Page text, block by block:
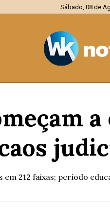
Sábado, 08 de
212 faixas; período